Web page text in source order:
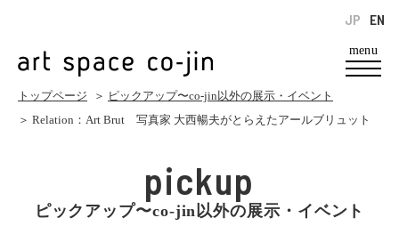
menu
EN
JP
トップページ ＞ ピックアップ〜co-jin以外の展示・イベント
＞ Relation：Art Brut 写真家 大西暢夫がとらえたアールブリュット
pickup
ピックアップ〜co-jin以外の展示・イベント